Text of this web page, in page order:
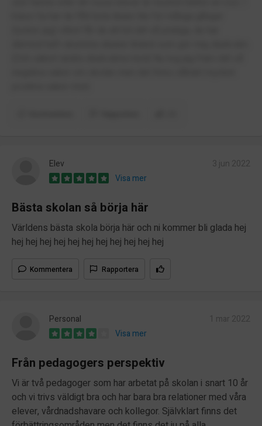
Elev
Visa mer
Bästa skolan så börja här
Världens bästa skola börja här och ni kommer bli glada hej
hej hej hej hej hej hej hej hej hej hej hej
Kommentera Rapportera
Personal
Visa mer
Från pedagogers perspektiv
Vi är två pedagoger som har arbetat på skolan i snart 10 år
och vi trivs väldigt bra och har bara bra relationer med våra
elever, vårdnadshavare och kollegor. Självklart finns det